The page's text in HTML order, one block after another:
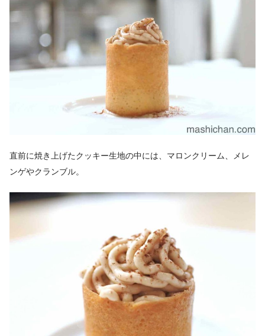
直前に焼き上げたクッキー生地の中には、マロンクリーム、メレ
ンゲやクランブル。